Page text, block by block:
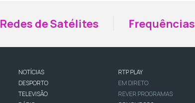
Redes de Satélites Frequências
NOTÍCIAS
DESPORTO
TELEVISÃO
RTP PLAY
EM DIRETO
REVER PROGRAMAS